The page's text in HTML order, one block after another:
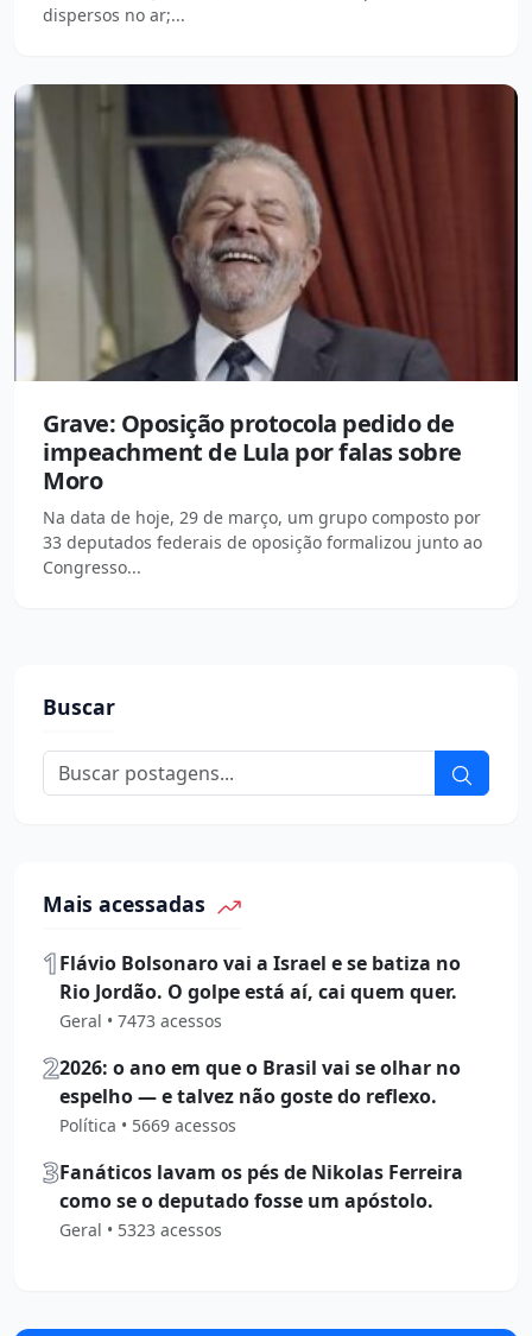
dispersos no ar;...
Grave: Oposição protocola pedido de
impeachment de Lula por falas sobre
Moro
Na data de hoje, 29 de março, um grupo composto por
33 deputados federais de oposição formalizou junto ao
Congresso...
Buscar
Mais acessadas
1Flávio Bolsonaro vai a Israel e se batiza no
Rio Jordão. O golpe está aí, cai quem quer.
Geral • 7473 acessos
22026: o ano em que o Brasil vai se olhar no
espelho — e talvez não goste do reflexo.
Política • 5669 acessos
3Fanáticos lavam os pés de Nikolas Ferreira
como se o deputado fosse um apóstolo.
Geral • 5323 acessos